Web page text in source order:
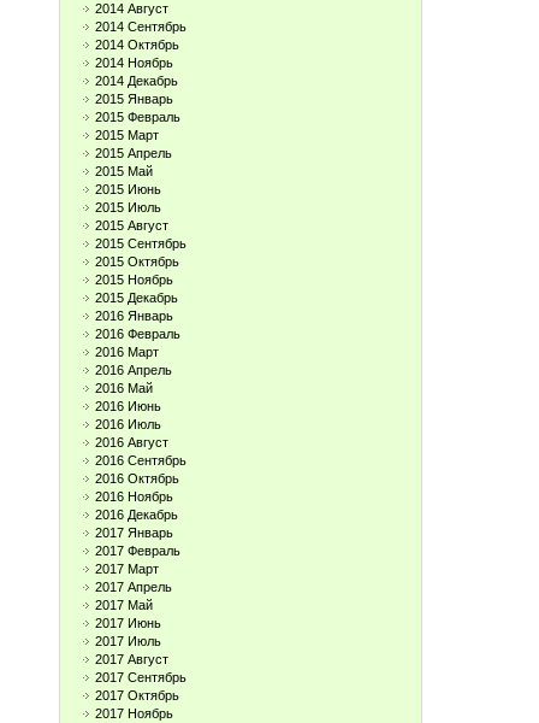
2014 Август
2014 Сентябрь
2014 Октябрь
2014 Ноябрь
2014 Декабрь
2015 Январь
2015 Февраль
2015 Март
2015 Апрель
2015 Май
2015 Июнь
2015 Июль
2015 Август
2015 Сентябрь
2015 Октябрь
2015 Ноябрь
2015 Декабрь
2016 Январь
2016 Февраль
2016 Март
2016 Апрель
2016 Май
2016 Июнь
2016 Июль
2016 Август
2016 Сентябрь
2016 Октябрь
2016 Ноябрь
2016 Декабрь
2017 Январь
2017 Февраль
2017 Март
2017 Апрель
2017 Май
2017 Июнь
2017 Июль
2017 Август
2017 Сентябрь
2017 Октябрь
2017 Ноябрь